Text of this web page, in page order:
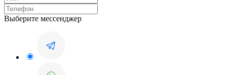
Выберите мессенджер